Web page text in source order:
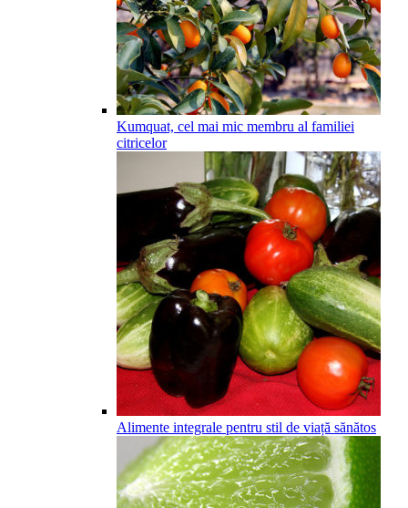
Kumquat, cel mai mic membru al familiei
citricelor
Alimente integrale pentru stil de viață sănătos